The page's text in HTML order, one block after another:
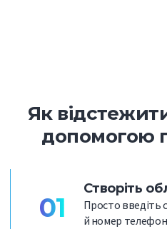
Як
допомогою
01
Створіть
Просто введіть
й номер